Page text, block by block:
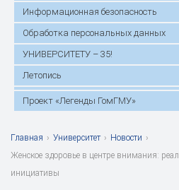
Информационная безопасность
Обработка персональных данных
УНИВЕРСИТЕТУ – 35!
Летопись
Проект «Легенды ГомГМУ»
Главная › Университет › Новости ›
Женское здоровье в центре внимания:
инициативы